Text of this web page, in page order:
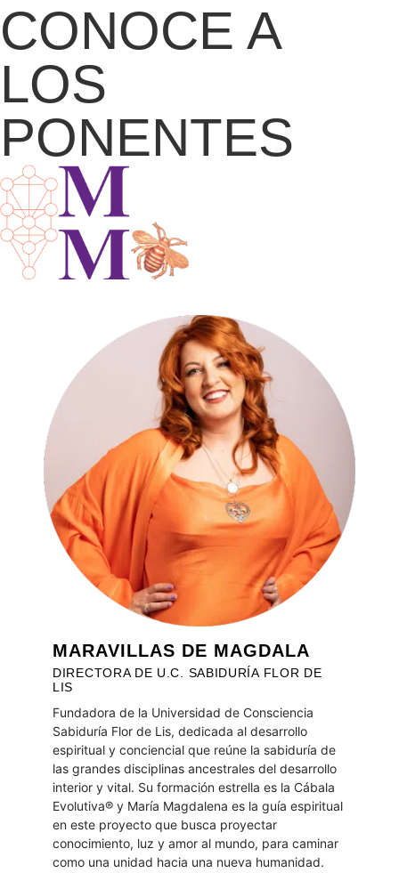
CONOCE A
LOS
PONENTES
MARAVILLAS DE MAGDALA
DIRECTORA DE U.C. SABIDURÍA FLOR DE
LIS
Fundadora de la Universidad de Consciencia
Sabiduría Flor de Lis, dedicada al desarrollo
espiritual y conciencial que reúne la sabiduría de
las grandes disciplinas ancestrales del desarrollo
interior y vital. Su formación estrella es la Cábala
Evolutiva® y María Magdalena es la guía espiritual
en este proyecto que busca proyectar
conocimiento, luz y amor al mundo, para caminar
como una unidad hacia una nueva humanidad.